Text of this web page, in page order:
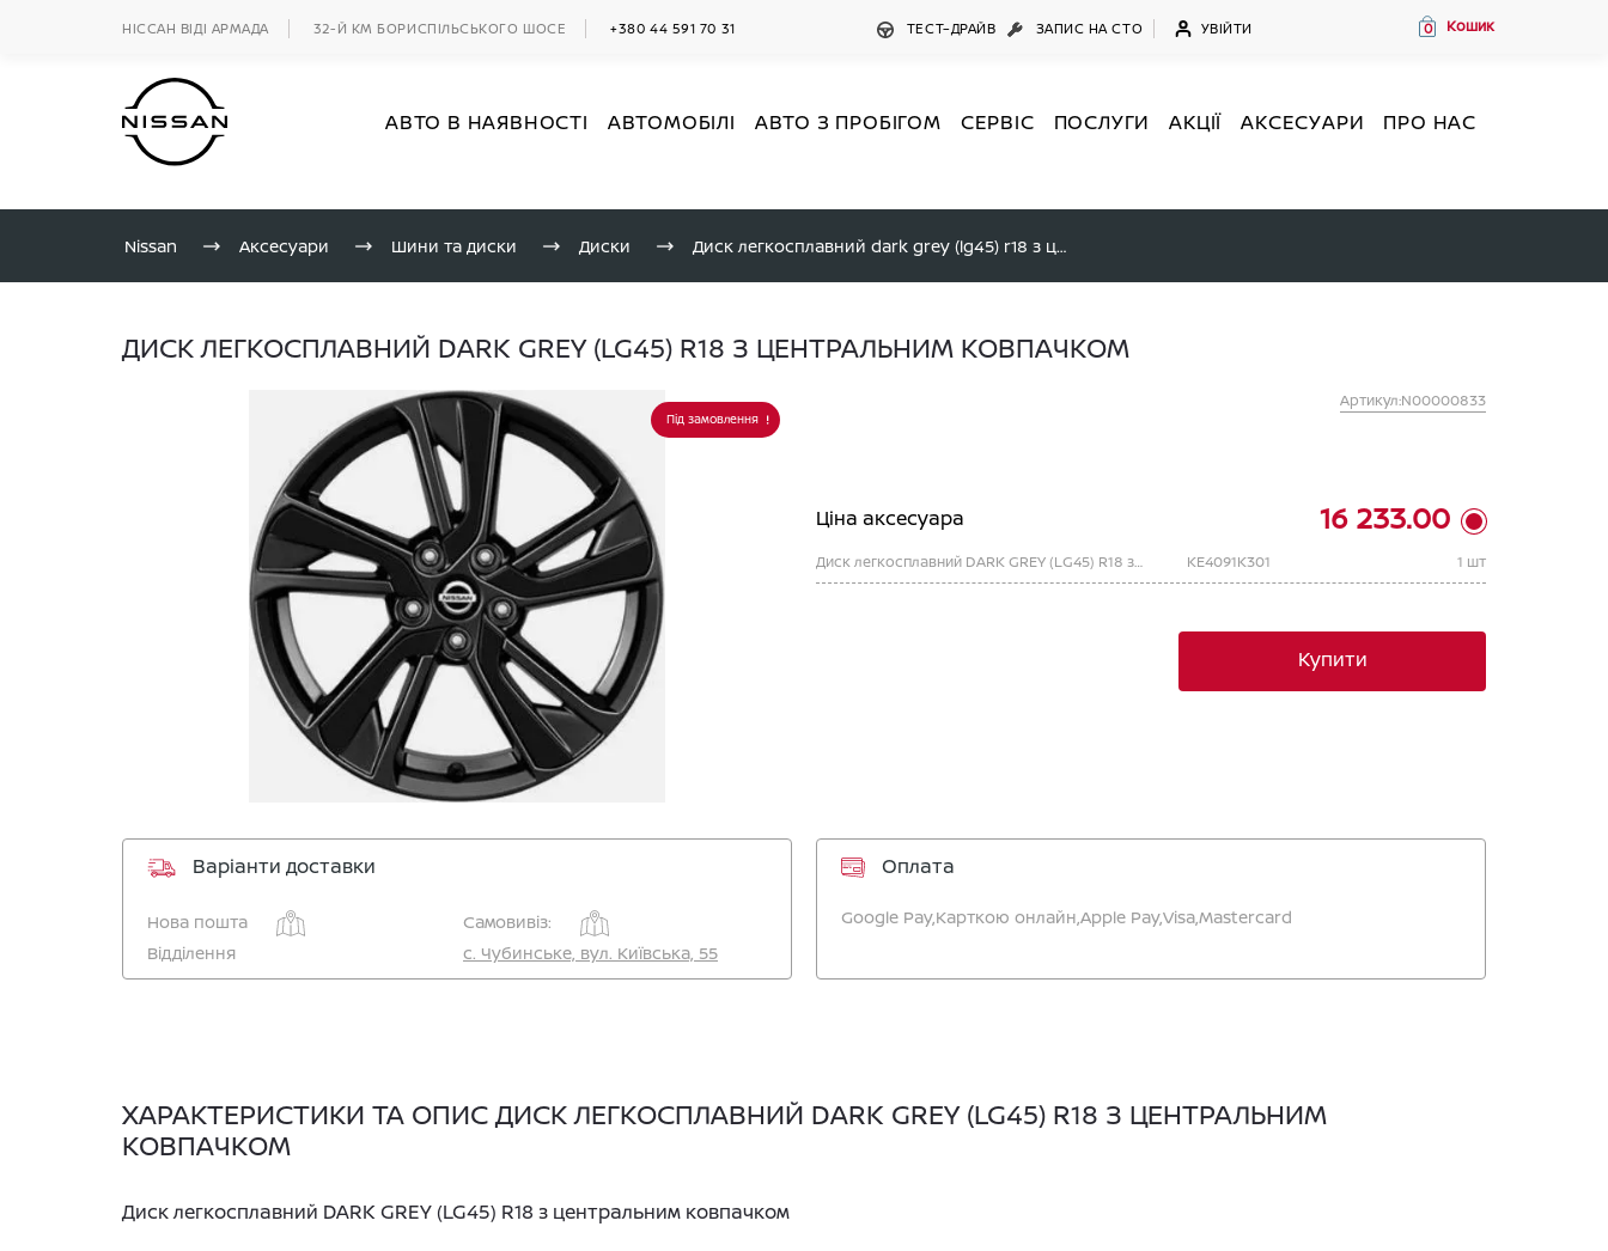
НІССАН ВІДІ АРМАДА 32-Й КМ БОРИСПІЛЬСЬКОГО ШОСЕ +380 44 591 70 31 ТЕСТ–ДРАЙВ ЗАПИС НА СТО УВІЙТИ 0 Кошик
АВТО В НАЯВНОСТІ АВТОМОБІЛІ АВТО З ПРОБІГОМ СЕРВІС ПОСЛУГИ АКЦІЇ АКСЕСУАРИ ПРО НАС
Nissan Аксесуари Шини та диски Диски Диск легкосплавний dark grey (lg45) r18 з центральним ковпачком
ДИСК ЛЕГКОСПЛАВНИЙ DARK GREY (LG45) R18 З ЦЕНТРАЛЬНИМ КОВПАЧКОМ
Під замовлення
Артикул:N00000833
Ціна аксесуара 16 233.00
Диск легкосплавний DARK GREY (LG45) R18 з центральним ковпачком KE4091K301 1 шт
Купити
Варіанти доставки
Нова пошта
Самовивіз:
Відділення
c. Чубинське, вул. Київська, 55
Оплата
Google Pay,Карткою онлайн,Apple Pay,Visa,Mastercard
ХАРАКТЕРИСТИКИ ТА ОПИС ДИСК ЛЕГКОСПЛАВНИЙ DARK GREY (LG45) R18 З ЦЕНТРАЛЬНИМ
КОВПАЧКОМ
Диск легкосплавний DARK GREY (LG45) R18 з центральним ковпачком